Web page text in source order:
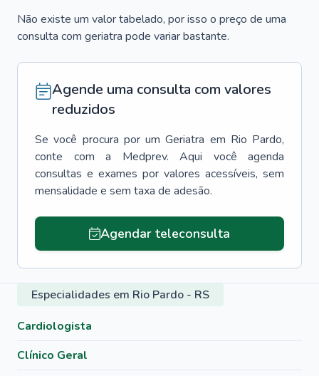
Não existe um valor tabelado, por isso o preço de uma
consulta com geriatra pode variar bastante.
Agende uma consulta com valores
reduzidos
Se você procura por um Geriatra em Rio Pardo,
conte com a Medprev. Aqui você agenda
consultas e exames por valores acessíveis, sem
mensalidade e sem taxa de adesão.
Agendar teleconsulta
Especialidades em Rio Pardo - RS
Cardiologista
Clínico Geral